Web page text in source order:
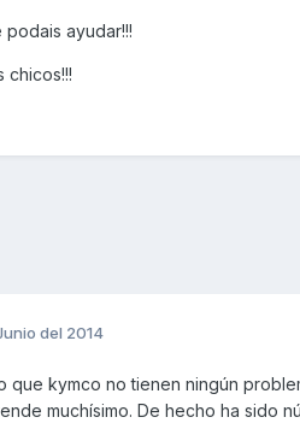
ayudar!!!
chicos!!!
del 2014
que kymco no tienen ningún
muchísimo. De hecho ha sido